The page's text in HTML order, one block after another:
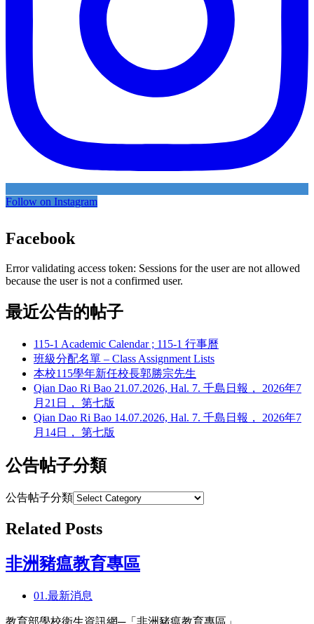
Follow on Instagram
Facebook
Error validating access token: Sessions for the user are not allowed
because the user is not a confirmed user.
最近公告的帖子
115-1 Academic Calendar ; 115-1 行事曆
班級分配名單 – Class Assignment Lists
本校115學年新任校長郭勝宗先生
Qian Dao Ri Bao 21.07.2026, Hal. 7. 千島日報， 2026年7
月21日， 第七版
Qian Dao Ri Bao 14.07.2026, Hal. 7. 千島日報， 2026年7
月14日， 第七版
公告帖子分類
公告帖子分類
Related Posts
非洲豬瘟教育專區
01.最新消息
教育部學校衛生資訊網─「非洲豬瘟教育專區」